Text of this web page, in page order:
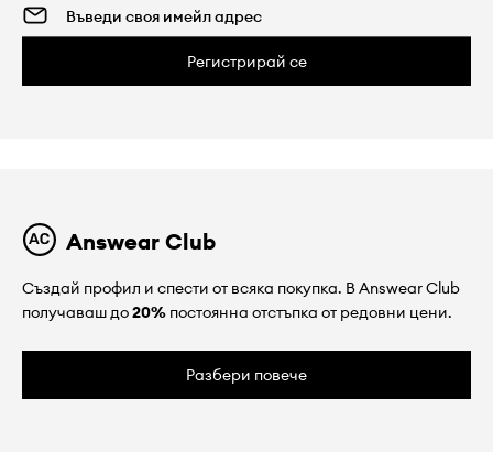
Регистрирай се
Answear Club
Създай профил и спести от всяка покупка. В Answear Club
получаваш до20% постоянна отстъпка от редовни цени.
Разбери повече